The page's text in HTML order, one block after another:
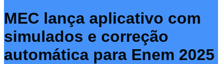
MEC lança aplicativo com
simulados e correção
automática para Enem 2025